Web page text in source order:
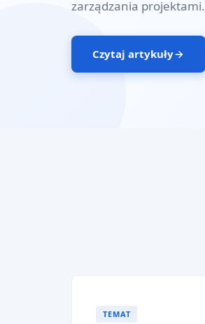
zarządzania projektami.
Czytaj artykuły
TEMAT